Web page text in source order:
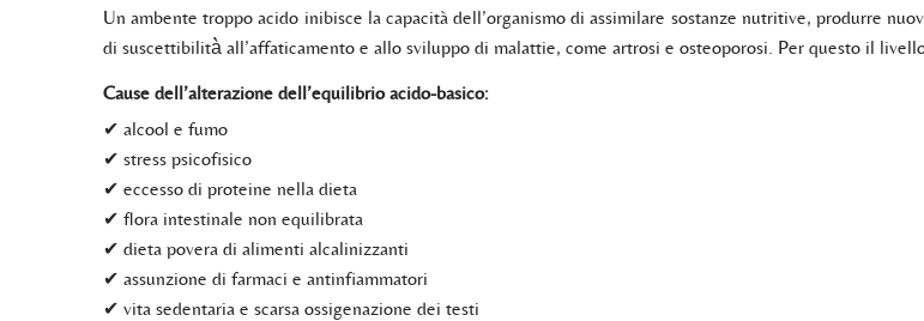
Un ambente troppo acido inibisce la capacità dell’organismo di assimilare sostanze nutritive, produrre
di suscettibilità̀ all’affaticamento e allo sviluppo di malattie, come artrosi e osteoporosi. Per questo il
Cause dell’alterazione dell’equilibrio acido-basico:
✔ alcool e fumo
✔ stress psicofisico
✔ eccesso di proteine nella dieta
✔ flora intestinale non equilibrata
✔ dieta povera di alimenti alcalinizzanti
✔ assunzione di farmaci e antinfiammatori
✔ vita sedentaria e scarsa ossigenazione dei testi